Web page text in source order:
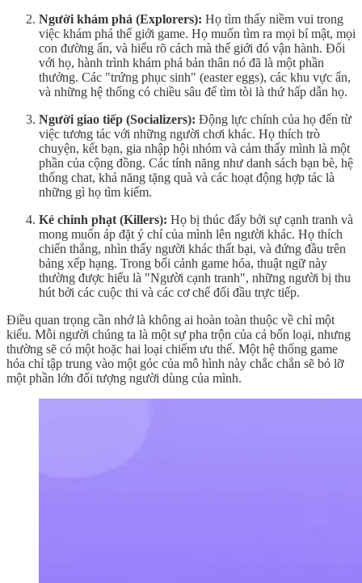
Người khám phá (Explorers): Họ tìm thấy niềm vui trong
việc khám phá thế giới game. Họ muốn tìm ra mọi bí mật, mọi
con đường ẩn, và hiểu rõ cách mà thế giới đó vận hành. Đối
với họ, hành trình khám phá bản thân nó đã là một phần
thưởng. Các "trứng phục sinh" (easter eggs), các khu vực ẩn,
và những hệ thống có chiều sâu để tìm tòi là thứ hấp dẫn họ.
Người giao tiếp (Socializers): Động lực chính của họ đến từ
việc tương tác với những người chơi khác. Họ thích trò
chuyện, kết bạn, gia nhập hội nhóm và cảm thấy mình là một
phần của cộng đồng. Các tính năng như danh sách bạn bè, hệ
thống chat, khả năng tặng quà và các hoạt động hợp tác là
những gì họ tìm kiếm.
Kẻ chinh phạt (Killers): Họ bị thúc đẩy bởi sự cạnh tranh và
mong muốn áp đặt ý chí của mình lên người khác. Họ thích
chiến thắng, nhìn thấy người khác thất bại, và đứng đầu trên
bảng xếp hạng. Trong bối cảnh game hóa, thuật ngữ này
thường được hiểu là "Người cạnh tranh", những người bị thu
hút bởi các cuộc thi và các cơ chế đối đầu trực tiếp.
Điều quan trọng cần nhớ là không ai hoàn toàn thuộc về chỉ một
kiểu. Mỗi người chúng ta là một sự pha trộn của cả bốn loại, nhưng
thường sẽ có một hoặc hai loại chiếm ưu thế. Một hệ thống game
hóa chỉ tập trung vào một góc của mô hình này chắc chắn sẽ bỏ lỡ
một phần lớn đối tượng người dùng của mình.